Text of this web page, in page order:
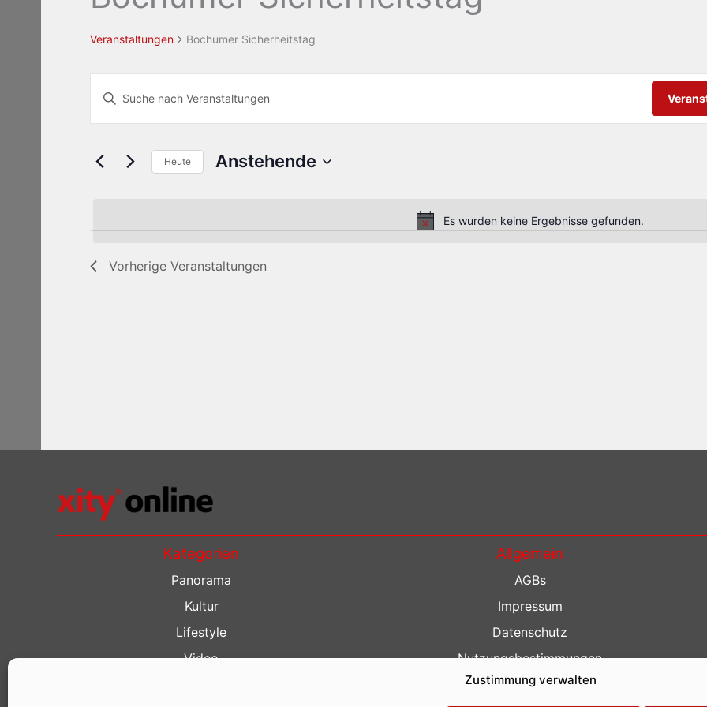
Zustimmung verwalten
Veranstaltungen Bochumer Sicherheitstag
Hinweis
Es wurden keine Ergebnisse gefunden.
Suche
und
Navigation
Bitte
Suche
nach
Heute Anstehende
Vorherige Veranstaltungen
Kategorien
Panorama
Kultur
Lifestyle
Video
Allgemein
AGBs
Impressum
Datenschutz
Nutzungsbestimmungen
Kontakt